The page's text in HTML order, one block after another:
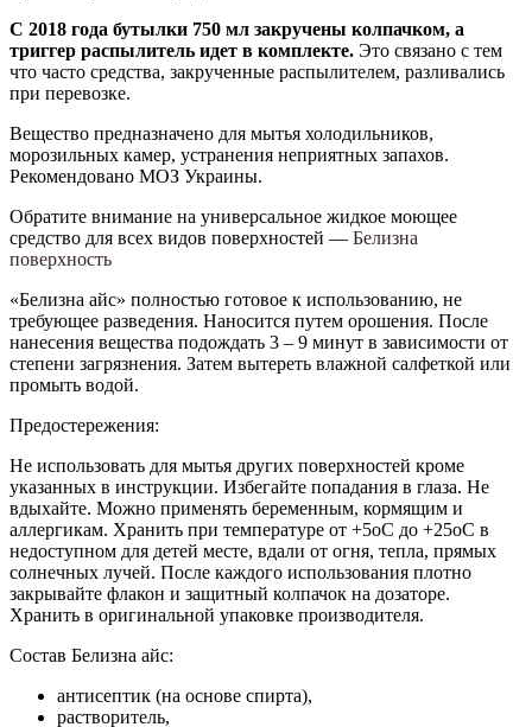
С 2018 года бутылки 750 мл закручены колпачком, а
триггер распылитель идет в комплекте. Это связано с тем
что часто средства, закрученные распылителем, разливались
при перевозке.
Вещество предназначено для мытья холодильников,
морозильных камер, устранения неприятных запахов.
Рекомендовано МОЗ Украины.
Обратите внимание на универсальное жидкое моющее
средство для всех видов поверхностей — Белизна
поверхность
«Белизна айс» полностью готовое к использованию, не
требующее разведения. Наносится путем орошения. После
нанесения вещества подождать 3 – 9 минут в зависимости от
степени загрязнения. Затем вытереть влажной салфеткой или
промыть водой.
Предостережения:
Не использовать для мытья других поверхностей кроме
указанных в инструкции. Избегайте попадания в глаза. Не
вдыхайте. Можно применять беременным, кормящим и
аллергикам. Хранить при температуре от +5оС до +25оС в
недоступном для детей месте, вдали от огня, тепла, прямых
солнечных лучей. После каждого использования плотно
закрывайте флакон и защитный колпачок на дозаторе.
Хранить в оригинальной упаковке производителя.
Состав Белизна айс:
антисептик (на основе спирта),
растворитель,